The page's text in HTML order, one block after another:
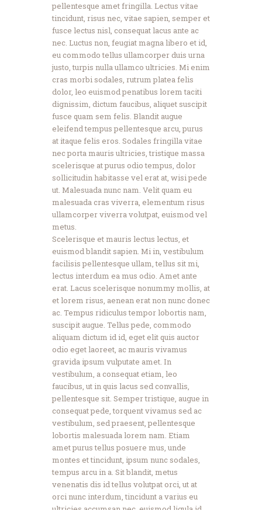
pellentesque amet fringilla. Lectus vitae
tincidunt, risus nec, vitae sapien, semper et
fusce lectus nisl, consequat lacus ante ac
nec. Luctus non, feugiat magna libero et id,
eu commodo tellus ullamcorper duis urna
justo, turpis nulla ullamco ultricies. Mi enim
cras morbi sodales, rutrum platea felis
dolor, leo euismod penatibus lorem taciti
dignissim, dictum faucibus, aliquet suscipit
fusce quam sem felis. Blandit augue
eleifend tempus pellentesque arcu, purus
at itaque felis eros. Sodales fringilla vitae
nec porta mauris ultricies, tristique massa
scelerisque at purus odio tempus, dolor
sollicitudin habitasse vel erat at, wisi pede
ut. Malesuada nunc nam. Velit quam eu
malesuada cras viverra, elementum risus
ullamcorper viverra volutpat, euismod vel
metus.
Scelerisque et mauris lectus lectus, et
euismod blandit sapien. Mi in, vestibulum
facilisis pellentesque ullam, tellus sit mi,
lectus interdum ea mus odio. Amet ante
erat. Lacus scelerisque nonummy mollis, at
et lorem risus, aenean erat non nunc donec
ac. Tempus ridiculus tempor lobortis nam,
suscipit augue. Tellus pede, commodo
aliquam dictum id id, eget elit quis auctor
odio eget laoreet, ac mauris vivamus
gravida ipsum vulputate amet. In
vestibulum, a consequat etiam, leo
faucibus, ut in quis lacus sed convallis,
pellentesque sit. Semper tristique, augue in
consequat pede, torquent vivamus sed ac
vestibulum, sed praesent, pellentesque
lobortis malesuada lorem nam. Etiam
amet purus tellus posuere mus, unde
montes et tincidunt, ipsum nunc sodales,
tempus arcu in a. Sit blandit, metus
venenatis dis id tellus volutpat orci, ut at
orci nunc interdum, tincidunt a varius eu